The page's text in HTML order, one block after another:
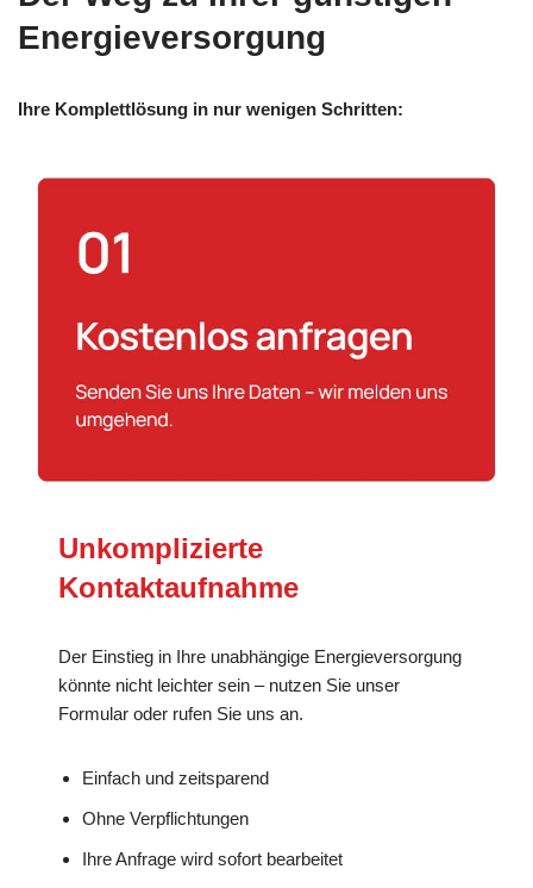
Energieversorgung
Ihre Komplettlösung in nur wenigen Schritten:
Unkomplizierte
Kontaktaufnahme
Der Einstieg in Ihre unabhängige Energieversorgung
könnte nicht leichter sein – nutzen Sie unser
Formular oder rufen Sie uns an.
Einfach und zeitsparend
Ohne Verpflichtungen
Ihre Anfrage wird sofort bearbeitet